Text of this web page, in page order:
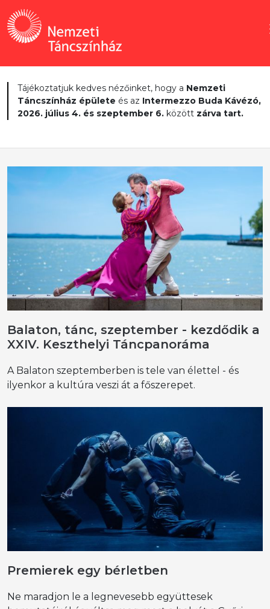
Tájékoztatjuk kedves nézőinket, hogy a Nemzeti
Táncszínház épülete és az Intermezzo Buda Kávézó,
2026. július 4. és szeptember 6. között zárva tart.
Balaton, tánc, szeptember - kezdődik a
XXIV. Keszthelyi Táncpanoráma
A Balaton szeptemberben is tele van élettel - és
ilyenkor a kultúra veszi át a főszerepet.
Premierek egy bérletben
Ne maradjon le a legnevesebb együttesek